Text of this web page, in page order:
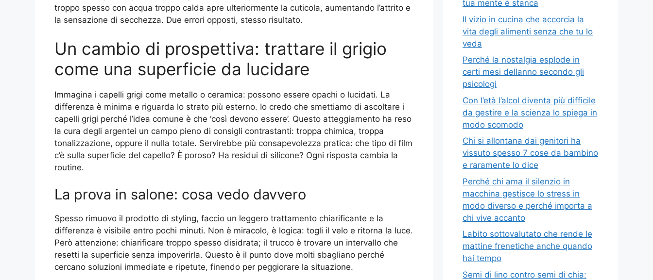
troppo spesso con acqua troppo calda apre ulteriormente la cuticola, aumentando l’attrito e
la sensazione di secchezza. Due errori opposti, stesso risultato.
Un cambio di prospettiva: trattare il grigio
come una superficie da lucidare
Immagina i capelli grigi come metallo o ceramica: possono essere opachi o lucidati. La
differenza è minima e riguarda lo strato più esterno. Io credo che smettiamo di ascoltare i
capelli grigi perché l’idea comune è che ‘così devono essere’. Questo atteggiamento ha reso
la cura degli argentei un campo pieno di consigli contrastanti: troppa chimica, troppa
tonalizzazione, oppure il nulla totale. Servirebbe più consapevolezza pratica: che tipo di film
c’è sulla superficie del capello? È poroso? Ha residui di silicone? Ogni risposta cambia la
routine.
La prova in salone: cosa vedo davvero
Spesso rimuovo il prodotto di styling, faccio un leggero trattamento chiarificante e la
differenza è visibile entro pochi minuti. Non è miracolo, è logica: togli il velo e ritorna la luce.
Però attenzione: chiarificare troppo spesso disidrata; il trucco è trovare un intervallo che
resetti la superficie senza impoverirla. Questo è il punto dove molti sbagliano perché
cercano soluzioni immediate e ripetute, finendo per peggiorare la situazione.
tua mente è stanca
Il vizio in cucina che accorcia la
vita degli alimenti senza che tu lo
veda
Perché la nostalgia esplode in
certi mesi dellanno secondo gli
psicologi
Con l’età l’alcol diventa più difficile
da gestire e la scienza lo spiega in
modo scomodo
Chi si allontana dai genitori ha
vissuto spesso 7 cose da bambino
e raramente lo dice
Perché chi ama il silenzio in
macchina gestisce lo stress in
modo diverso e perché importa a
chi vive accanto
Labito sottovalutato che rende le
mattine frenetiche anche quando
hai tempo
Semi di lino contro semi di chia: